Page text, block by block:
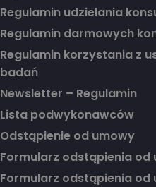
Regulamin udzielania
Regulamin darmowych
Regulamin korzystania z
badań
Newsletter – Regulamin
Lista podwykonawców
Odstąpienie od umowy
Formularz odstąpienia od
Formularz odstąpienia od